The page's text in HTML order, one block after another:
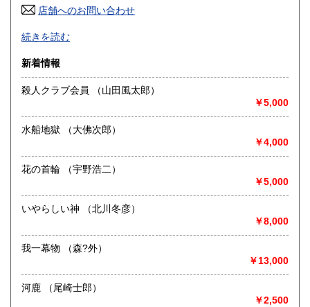
高知県 600円
佐賀県
熊本県 600円 大分県 600円
600円
沖縄県
店舗へのお問い合わせ
古書全般豊富な仕入れ特に近代 現代文学の初版本 漫画・
写真集「アイドル」に力を入れております。
沿線名：-
最寄駅：名鉄バス停岩作西30m
営業時間：-
書籍の買取について
-
歴史、美術工芸、近代文献、趣味、古書一般（その他）
続きを読む
新着情報
殺人クラブ会員 （山田風太郎）
￥5,000
水船地獄 （大佛次郎）
￥4,000
花の首輪 （宇野浩二）
￥5,000
いやらしい神 （北川冬彦）
￥8,000
我一幕物 （森?外）
￥13,000
河鹿 （尾崎士郎）
￥2,500